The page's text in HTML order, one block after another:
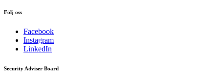
Följ oss
Facebook
Instagram
LinkedIn
Security Adviser Board